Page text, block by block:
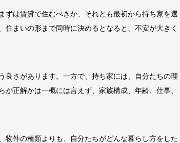
は賃貸で住むべきか、それとも最初から持ち家を選
まいの形まで同時に決めるとなると、不安が大きく
さがあります。一方で、持ち家には、自分たちの理
正解かは一概には言えず、家族構成、年齢、仕事、
物件の種類よりも、自分たちがどんな暮らし方をした